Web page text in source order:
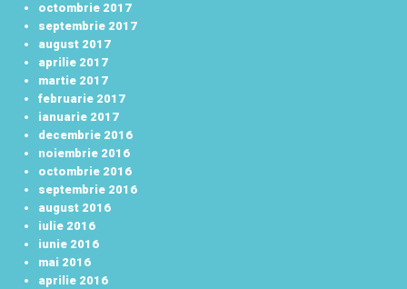
octombrie 2017
septembrie 2017
august 2017
aprilie 2017
martie 2017
februarie 2017
ianuarie 2017
decembrie 2016
noiembrie 2016
octombrie 2016
septembrie 2016
august 2016
iulie 2016
iunie 2016
mai 2016
aprilie 2016